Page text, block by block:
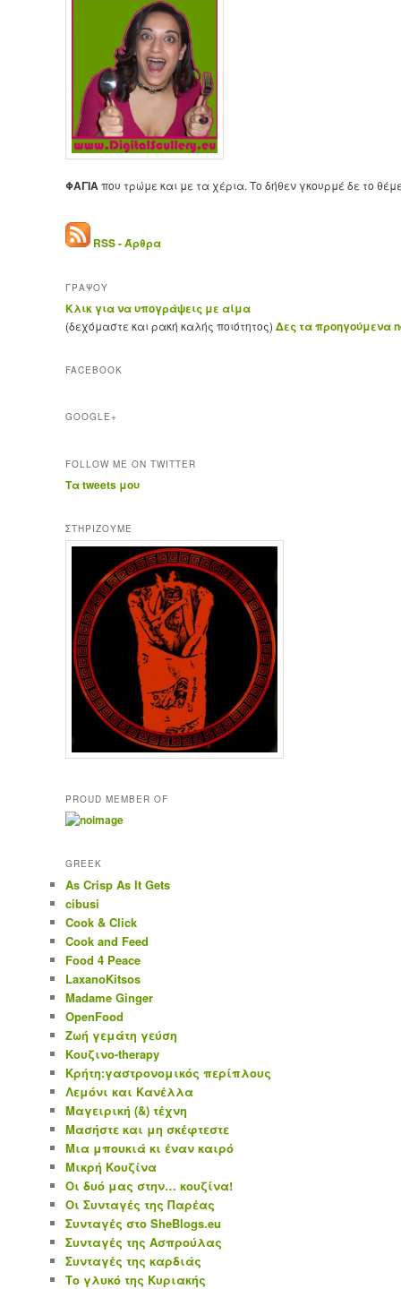
ΦΑΓΙΑπου τρώμε και με τα χέρια. Το δήθεν γκουρμέ δε το
RSS - Άρθρα
ΓΡΑΨΟΥ
Κλικ για να υπογράψεις με αίμα
(δεχόμαστε και ρακή καλής ποιότητος) Δες τα προηγούμενα
FACEBOOK
GOOGLE+
FOLLOW ME ON TWITTER
Τα tweets μου
ΣΤΗΡΊΖΟΥΜΕ
PROUD MEMBER OF
GREEK
As Crisp As It Gets
cibusi
Cook & Click
Cook and Feed
Food 4 Peace
LaxanoKitsos
Madame Ginger
OpenFood
Ζωή γεμάτη γεύση
Κουζινο-therapy
Κρήτη:γαστρονομικός περίπλους
Λεμόνι και Κανέλλα
Μαγειρική (&) τέχνη
Μασήστε και μη σκέφτεστε
Μια μπουκιά κι έναν καιρό
Μικρή Κουζίνα
Οι δυό μας στην… κουζίνα!
Οι Συνταγές της Παρέας
Συνταγές στο SheBlogs.eu
Συνταγές της Ασπρούλας
Συνταγές της καρδιάς
Το γλυκό της Κυριακής